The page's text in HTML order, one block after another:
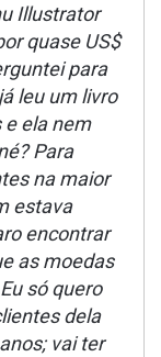
Illustrator
quase US$
para
leu um livro
ela nem
Para
na maior
estava
encontrar
as moedas
só quero
dela
vai ter